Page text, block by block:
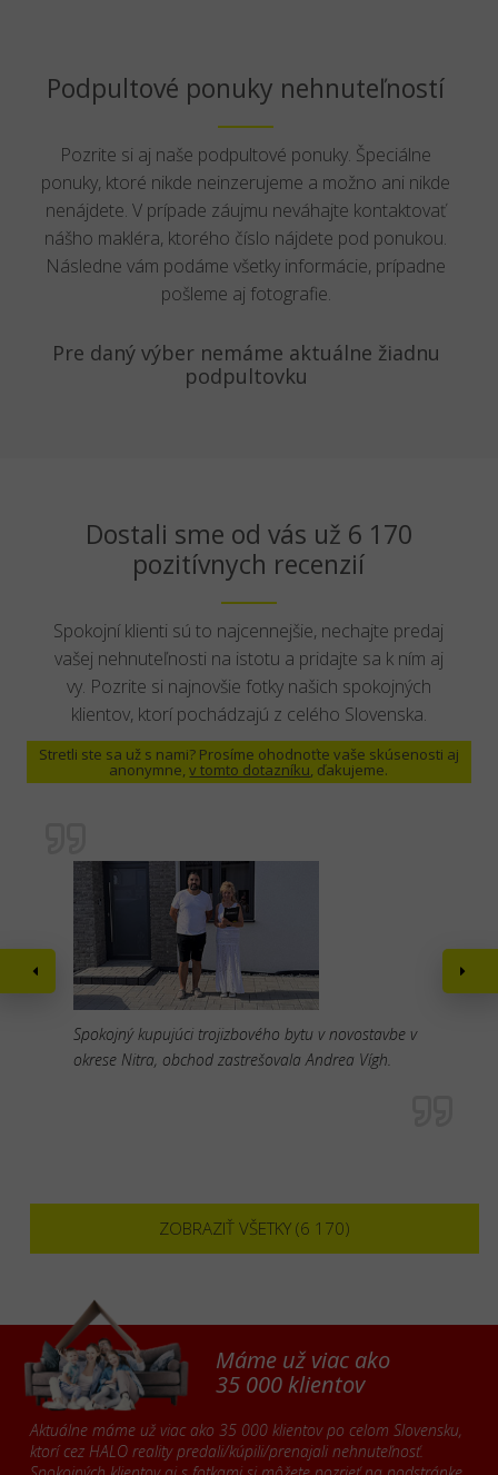
Podpultové ponuky nehnuteľností
Pozrite si aj naše podpultové ponuky. Špeciálne
ponuky, ktoré nikde neinzerujeme a možno ani nikde
nenájdete. V prípade záujmu neváhajte kontaktovať
nášho makléra, ktorého číslo nájdete pod ponukou.
Následne vám podáme všetky informácie, prípadne
pošleme aj fotografie.
Pre daný výber nemáme aktuálne žiadnu
podpultovku
Dostali sme od vás už 6 170
pozitívnych recenzií
Spokojní klienti sú to najcennejšie, nechajte predaj
vašej nehnuteľnosti na istotu a pridajte sa k ním aj
vy. Pozrite si najnovšie fotky našich spokojných
klientov, ktorí pochádzajú z celého Slovenska.
Stretli ste sa už s nami? Prosíme ohodnoťte vaše skúsenosti aj
anonymne,v tomto dotazníku, ďakujeme.
Spokojný kupujúci trojizbového bytu v novostavbe v
okrese Nitra, obchod zastrešovala Andrea Vígh.
ZOBRAZIŤ VŠETKY (6 170)
Máme už viac ako
35 000 klientov
Aktuálne máme už viac ako 35 000 klientov po celom Slovensku,
ktorí cez HALO reality predali/kúpili/prenajali nehnuteľnosť.